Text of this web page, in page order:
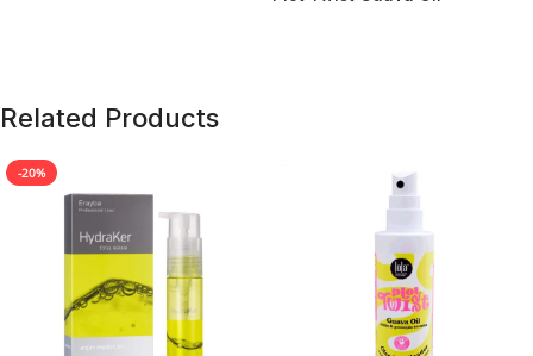
Related Products
-20%